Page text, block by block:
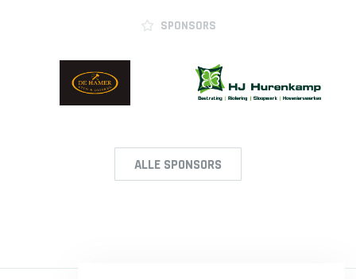
SPONSORS
ALLE SPONSORS